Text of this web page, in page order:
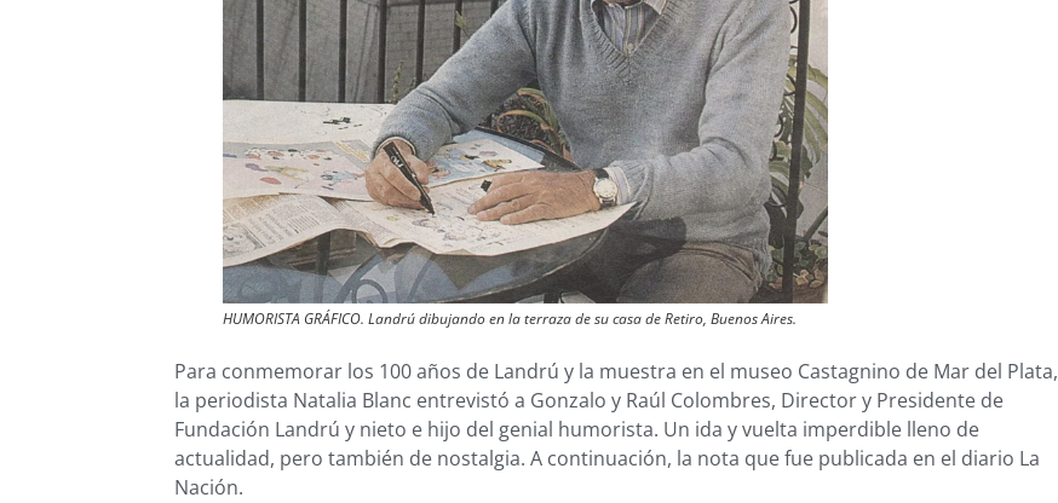
HUMORISTA GRÁFICO. Landrú dibujando en la terraza de su casa de Retiro, Buenos Aires.
Para conmemorar los 100 años de Landrú y la muestra en el museo Castagnino de Mar del Plata,
la periodista Natalia Blanc entrevistó a Gonzalo y Raúl Colombres, Director y Presidente de
Fundación Landrú y nieto e hijo del genial humorista. Un ida y vuelta imperdible lleno de
actualidad, pero también de nostalgia. A continuación, la nota que fue publicada en el diario La
Nación.